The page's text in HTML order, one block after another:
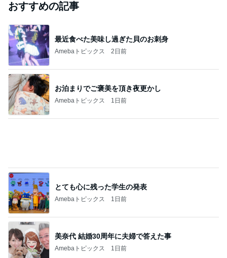
おすすめの記事
最近食べた美味し過ぎた貝のお刺身
Amebaトピックス 2日前
お泊まりでご褒美を頂き夜更かし
Amebaトピックス 1日前
美奈代 結婚30周年に夫婦で答えた事
Amebaトピックス 1日前